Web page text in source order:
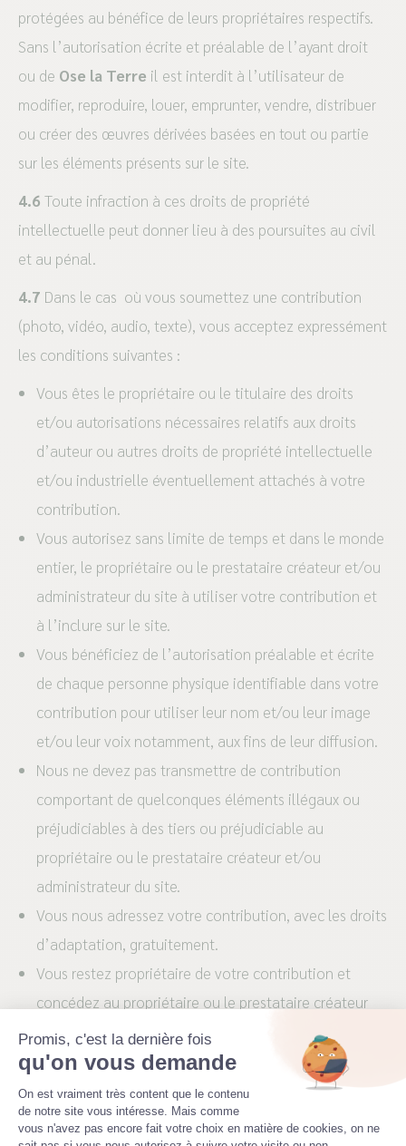
protégées au bénéfice de leurs propriétaires respectifs.
Sans l’autorisation écrite et préalable de l’ayant droit
ou de Ose la Terre il est interdit à l’utilisateur de
modifier, reproduire, louer, emprunter, vendre, distribuer
ou créer des œuvres dérivées basées en tout ou partie
sur les éléments présents sur le site.
4.6 Toute infraction à ces droits de propriété
intellectuelle peut donner lieu à des poursuites au civil
et au pénal.
4.7 Dans le cas où vous soumettez une contribution
(photo, vidéo, audio, texte), vous acceptez expressément
les conditions suivantes :
Vous êtes le propriétaire ou le titulaire des droits
et/ou autorisations nécessaires relatifs aux droits
d’auteur ou autres droits de propriété intellectuelle
et/ou industrielle éventuellement attachés à votre
contribution.
Vous autorisez sans limite de temps et dans le monde
entier, le propriétaire ou le prestataire créateur et/ou
administrateur du site à utiliser votre contribution et
à l’inclure sur le site.
Vous bénéficiez de l’autorisation préalable et écrite
de chaque personne physique identifiable dans votre
contribution pour utiliser leur nom et/ou leur image
et/ou leur voix notamment, aux fins de leur diffusion.
Nous ne devez pas transmettre de contribution
comportant de quelconques éléments illégaux ou
préjudiciables à des tiers ou préjudiciable au
propriétaire ou le prestataire créateur et/ou
administrateur du site.
Vous nous adressez votre contribution, avec les droits
d’adaptation, gratuitement.
Vous restez propriétaire de votre contribution et
concédez au propriétaire ou le prestataire créateur
et/ou administrateur du site les autorisations
nécessaires permettant les usages suivants :
reproduction, intégration et communication sur le
site, accompagnée ou non d’autres textes et/ou
Promis, c'est la dernière fois
qu'on vous demande
Plateforme de Gestion du
On est vraiment très content que le contenu
de notre site vous intéresse. Mais comme
vous n'avez pas encore fait votre choix en matière de cookies, on ne